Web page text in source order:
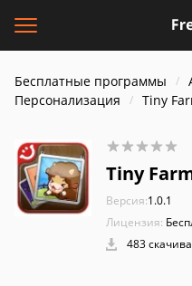
Бесплатные программы
Персонализация
Tiny
Tiny
Версия:1.0.1
Лицензия:
483